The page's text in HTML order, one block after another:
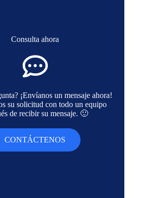
Consulta ahora
¡Envíanos un mensaje ahora!
su solicitud con todo un equipo
de recibir su mensaje. 🙂
CONTÁCTENOS